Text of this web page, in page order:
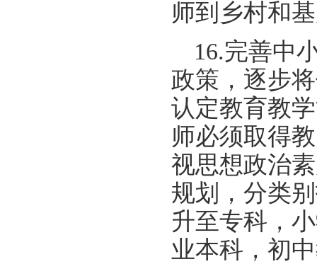
师到乡村和
16.完善中
政策，逐步
认定教育教
师必须取得
视思想政治
规划，分类
升至专科，
业本科，初